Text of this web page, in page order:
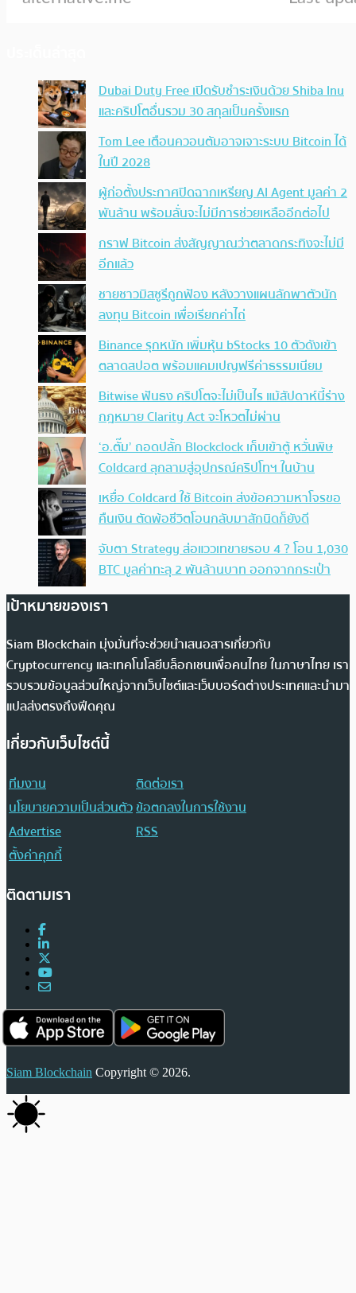
Dubai Duty Free เปิดรับชำระเงินด้วย Shiba Inu
และคริปโตอื่นรวม 30 สกุลเป็นครั้งแรก
Tom Lee เตือนควอนตัมอาจเจาะระบบ Bitcoin ได้
ในปี 2028
ผู้ก่อตั้งประกาศปิดฉากเหรียญ AI Agent มูลค่า 2
พันล้าน พร้อมลั่นจะไม่มีการช่วยเหลืออีกต่อไป
กราฟ Bitcoin ส่งสัญญาณว่าตลาดกระทิงจะไม่มี
อีกแล้ว
ชายชาวมิสซูรีถูกฟ้อง หลังวางแผนลักพาตัวนัก
ลงทุน Bitcoin เพื่อเรียกค่าไถ่
Binance รุกหนัก เพิ่มหุ้น bStocks 10 ตัวดังเข้า
ตลาดสปอต พร้อมแคมเปญฟรีค่าธรรมเนียม
Bitwise ฟันธง คริปโตจะไม่เป็นไร แม้สัปดาห์นี้ร่าง
กฎหมาย Clarity Act จะโหวตไม่ผ่าน
‘อ.ตั๊ม’ ถอดปลั้ก Blockclock เก็บเข้าตู้ หวั่นพิษ
Coldcard ลุกลามสู่อุปกรณ์คริปโทฯ ในบ้าน
เหยื่อ Coldcard ใช้ Bitcoin ส่งข้อความหาโจรขอ
คืนเงิน ตัดพ้อชีวิตโอนกลับมาสักนิดก็ยังดี
จับตา Strategy ส่อแววเทขายรอบ 4 ? โอน 1,030
BTC มูลค่าทะลุ 2 พันล้านบาท ออกจากกระเป๋า
เป้าหมายของเรา
Siam Blockchain มุ่งมั่นที่จะช่วยนำเสนอสารเกี่ยวกับ
Cryptocurrency และเทคโนโลยีบล็อกเชนเพื่อคนไทย ในภาษาไทย เรา
รวบรวมข้อมูลส่วนใหญ่จากเว็บไซต์และเว็บบอร์ดต่างประเทศและนำมา
แปลส่งตรงถึงฟีดคุณ
เกี่ยวกับเว็บไซต์นี้
ทีมงาน
ติดต่อเรา
นโยบายความเป็นส่วนตัวข้อตกลงในการใช้งาน
Advertise
RSS
ตั้งค่าคุกกี้
ติดตามเรา
Siam Blockchain Copyright © 2026.